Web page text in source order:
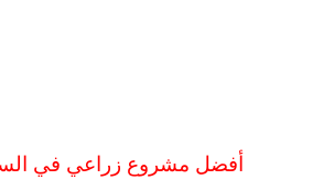
أفضل مشروع زراعي في